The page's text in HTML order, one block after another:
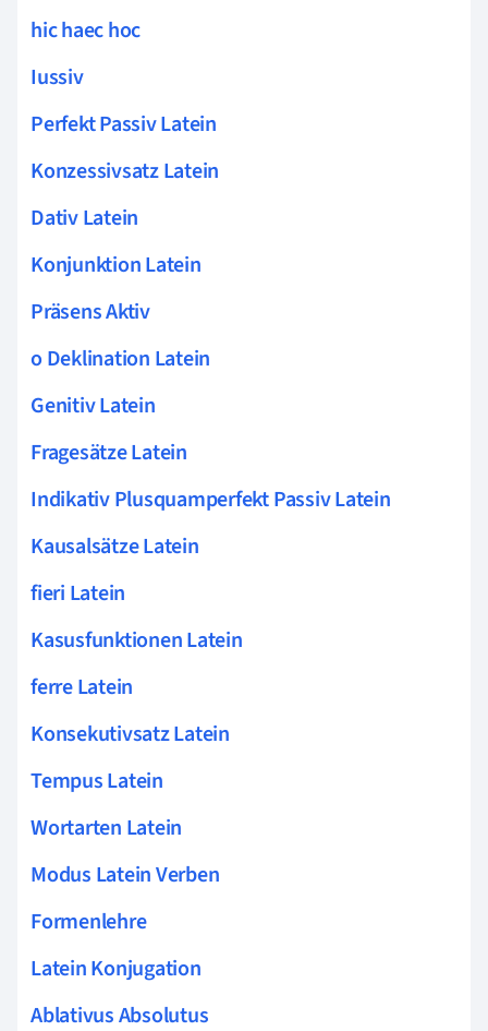
hic haec hoc
Iussiv
Perfekt Passiv Latein
Konzessivsatz Latein
Dativ Latein
Konjunktion Latein
Präsens Aktiv
o Deklination Latein
Genitiv Latein
Fragesätze Latein
Indikativ Plusquamperfekt Passiv Latein
Kausalsätze Latein
fieri Latein
Kasusfunktionen Latein
ferre Latein
Konsekutivsatz Latein
Tempus Latein
Wortarten Latein
Modus Latein Verben
Formenlehre
Latein Konjugation
Ablativus Absolutus